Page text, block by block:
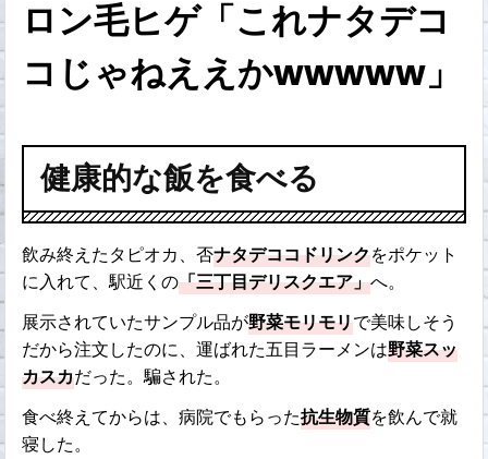
ロン毛ヒゲ「これナタデコ
コじゃねええかwwwww」
健康的な飯を食べる
飲み終えたタピオカ、否ナタデココドリンクをポケット
に入れて、駅近くの「三丁目デリスクエア」へ。
展示されていたサンプル品が野菜モリモリで美味しそう
だから注文したのに、運ばれた五目ラーメンは野菜スッ
カスカだった。騙された。
食べ終えてからは、病院でもらった抗生物質を飲んで就
寝した。